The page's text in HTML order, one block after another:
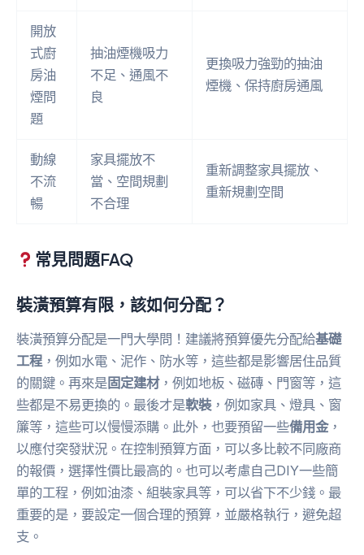
開放
式廚
房油
煙問
題
抽油煙機吸力
不足、通風不
良
更換吸力強勁的抽油
煙機、保持廚房通風
動線
不流
暢
家具擺放不
當、空間規劃
不合理
重新調整家具擺放、
重新規劃空間
常見問題FAQ
裝潢預算有限，該如何分配？
裝潢預算分配是一門大學問！建議將預算優先分配給基礎
工程，例如水電、泥作、防水等，這些都是影響居住品質
的關鍵。再來是固定建材，例如地板、磁磚、門窗等，這
些都是不易更換的。最後才是軟裝，例如家具、燈具、窗
簾等，這些可以慢慢添購。此外，也要預留一些備用金，
以應付突發狀況。在控制預算方面，可以多比較不同廠商
的報價，選擇性價比最高的。也可以考慮自己DIY一些簡
單的工程，例如油漆、組裝家具等，可以省下不少錢。最
重要的是，要設定一個合理的預算，並嚴格執行，避免超
支。